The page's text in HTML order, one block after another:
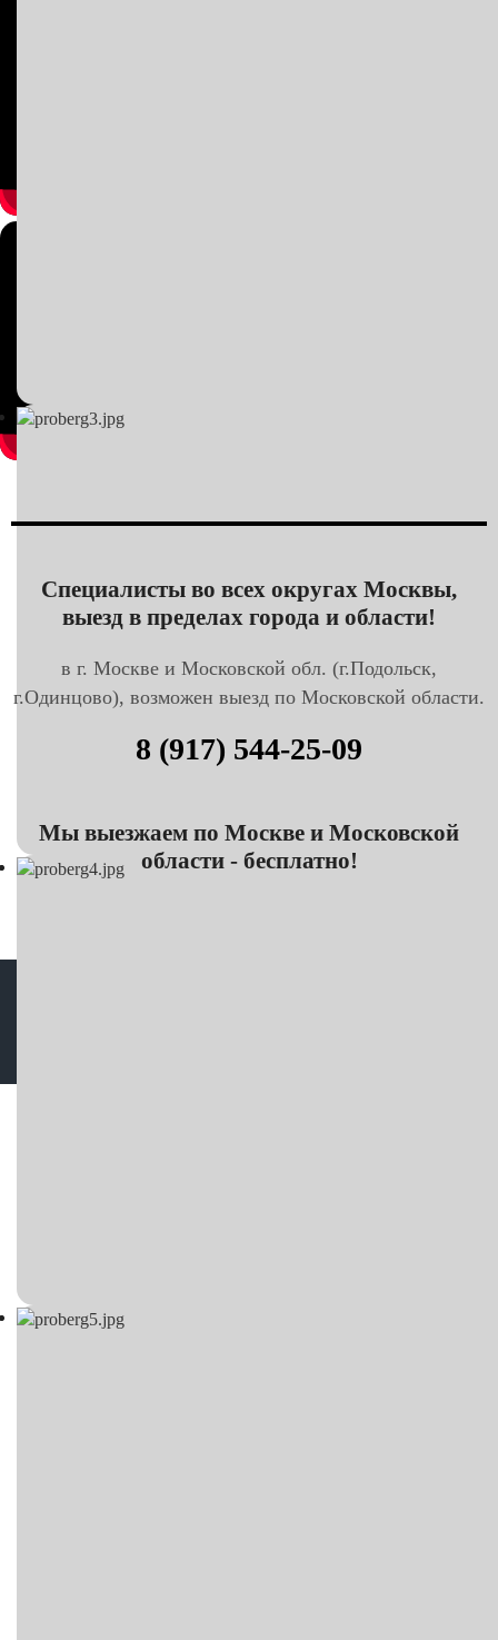
Специалисты во всех округах Москвы,
выезд в пределах города и области!
в г. Москве и Московской обл. (г.Подольск,
г.Одинцово), возможен выезд по Московской области.
8 (917) 544-25-09
Мы выезжаем по Москве и Московской
области - бесплатно!